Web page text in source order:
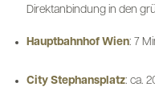
Direktanbindung in den
Hauptbahnhof Wien: 7
City Stephansplatz: ca.